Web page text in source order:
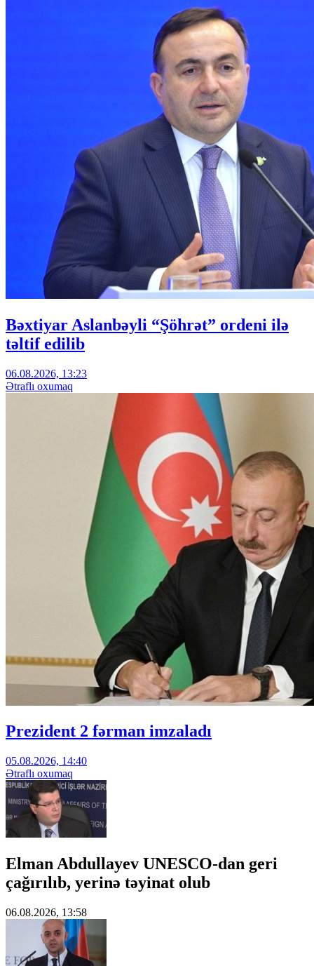
Bəxtiyar Aslanbəyli “Şöhrət” ordeni ilə
təltif edilib
06.08.2026, 13:23
Ətraflı oxumaq
Prezident 2 fərman imzaladı
05.08.2026, 14:40
Ətraflı oxumaq
Elman Abdullayev UNESCO-dan geri
çağırılıb, yerinə təyinat olub
06.08.2026, 13:58